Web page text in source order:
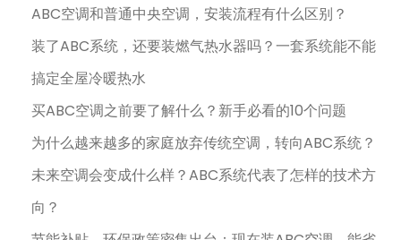
ABC空调和普通中央空调，安装流程有什么区别？
装了ABC系统，还要装燃气热水器吗？一套系统能不能
搞定全屋冷暖热水
买ABC空调之前要了解什么？新手必看的10个问题
为什么越来越多的家庭放弃传统空调，转向ABC系统？
未来空调会变成什么样？ABC系统代表了怎样的技术方
向？